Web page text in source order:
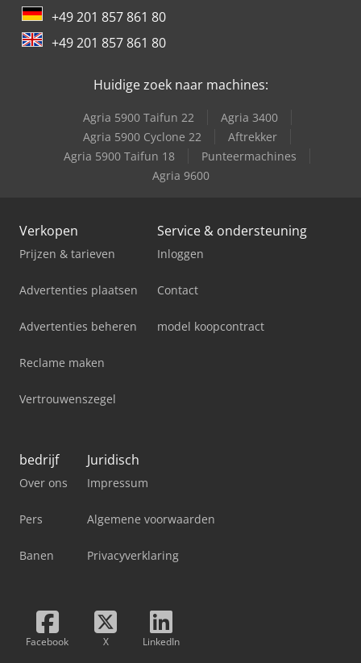
+49 201 857 861 80
+49 201 857 861 80
Huidige zoek naar machines:
Agria 5900 Taifun 22
Agria 3400
Agria 5900 Cyclone 22
Aftrekker
Agria 5900 Taifun 18
Punteermachines
Agria 9600
Verkopen
Prijzen & tarieven
Advertenties plaatsen
Advertenties beheren
Reclame maken
Vertrouwenszegel
Service & ondersteuning
Inloggen
Contact
model koopcontract
bedrijf
Over ons
Pers
Banen
Juridisch
Impressum
Algemene voorwaarden
Privacyverklaring
Facebook X LinkedIn